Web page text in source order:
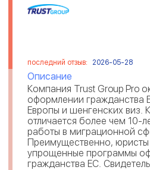
последний отзыв: 2026-05-28
Описание
Компания Trust Group Pro
оформлении гражданства
Европы и шенгенских виз.
отличается более чем 10-
работы в миграционной
Преимущественно, юристы
упрощенные программы
гражданства ЕС.